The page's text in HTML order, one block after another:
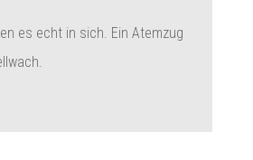
es echt in sich. Ein Atemzug